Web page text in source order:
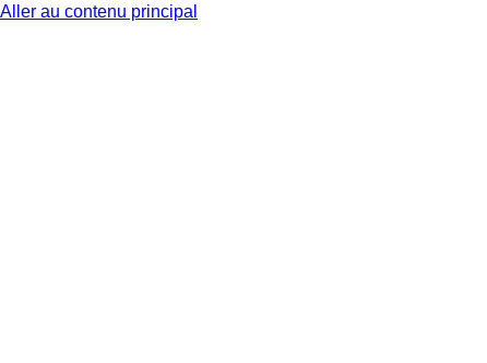
Aller au contenu principal